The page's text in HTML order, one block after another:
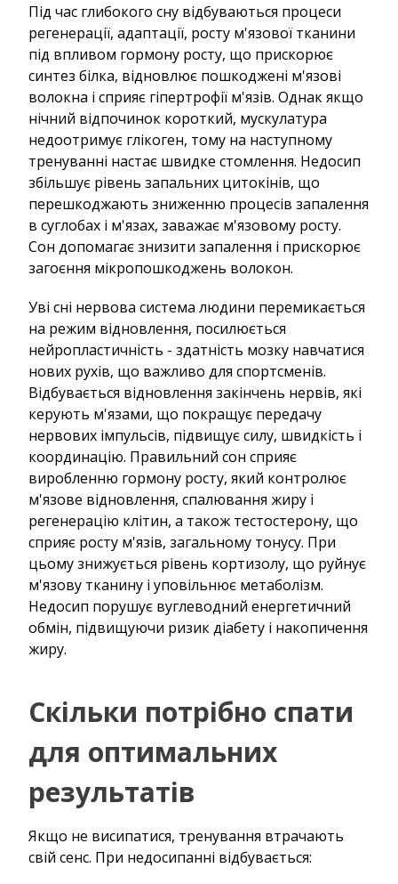
Під час глибокого сну відбуваються процеси
регенерації, адаптації, росту м'язової тканини
під впливом гормону росту, що прискорює
синтез білка, відновлює пошкоджені м'язові
волокна і сприяє гіпертрофії м'язів. Однак якщо
нічний відпочинок короткий, мускулатура
недоотримує глікоген, тому на наступному
тренуванні настає швидке стомлення. Недосип
збільшує рівень запальних цитокінів, що
перешкоджають зниженню процесів запалення
в суглобах і м'язах, заважає м'язовому росту.
Сон допомагає знизити запалення і прискорює
загоєння мікропошкоджень волокон.
Уві сні нервова система людини перемикається
на режим відновлення, посилюється
нейропластичність - здатність мозку навчатися
нових рухів, що важливо для спортсменів.
Відбувається відновлення закінчень нервів, які
керують м'язами, що покращує передачу
нервових імпульсів, підвищує силу, швидкість і
координацію. Правильний сон сприяє
виробленню гормону росту, який контролює
м'язове відновлення, спалювання жиру і
регенерацію клітин, а також тестостерону, що
сприяє росту м'язів, загальному тонусу. При
цьому знижується рівень кортизолу, що руйнує
м'язову тканину і уповільнює метаболізм.
Недосип порушує вуглеводний енергетичний
обмін, підвищуючи ризик діабету і накопичення
жиру.
Скільки потрібно спати
для оптимальних
результатів
Якщо не висипатися, тренування втрачають
свій сенс. При недосипанні відбувається: